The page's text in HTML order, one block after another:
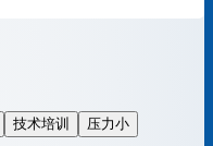
技术培训 压力小